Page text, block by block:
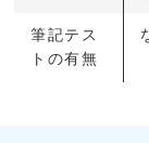
筆記テス
トの有無